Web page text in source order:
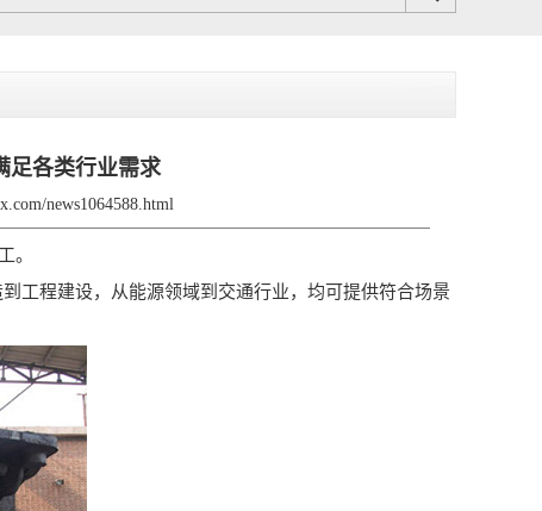
足各类行业需求
news1064588.html
。
程建设，从能源领域到交通行业，均可提供符合场景